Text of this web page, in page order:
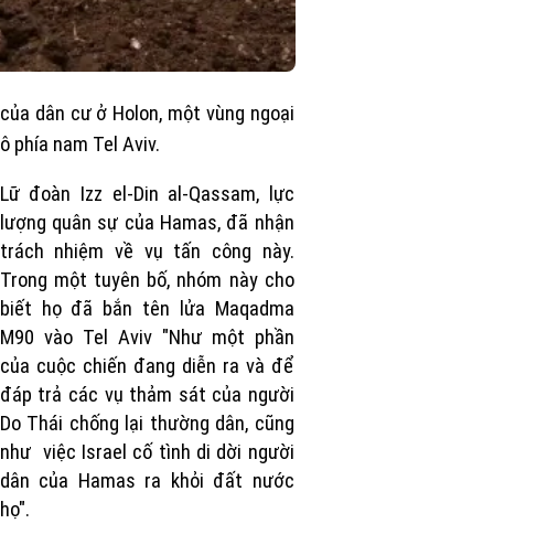
của dân cư ở Holon, một vùng ngoại
ô phía nam Tel Aviv.
Lữ đoàn Izz el-Din al-Qassam, lực
lượng quân sự của Hamas, đã nhận
trách nhiệm về vụ tấn công này.
Trong một tuyên bố, nhóm này cho
biết họ đã bắn tên lửa Maqadma
M90 vào Tel Aviv "Như một phần
của cuộc chiến đang diễn ra và để
đáp trả các vụ thảm sát của người
Do Thái chống lại thường dân, cũng
như việc Israel cố tình di dời người
dân của Hamas ra khỏi đất nước
họ".